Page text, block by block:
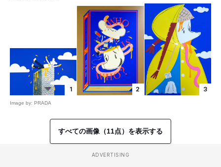
1
Image by: PRADA
2 3
すべての画像（11点）を表示する
ADVERTISING